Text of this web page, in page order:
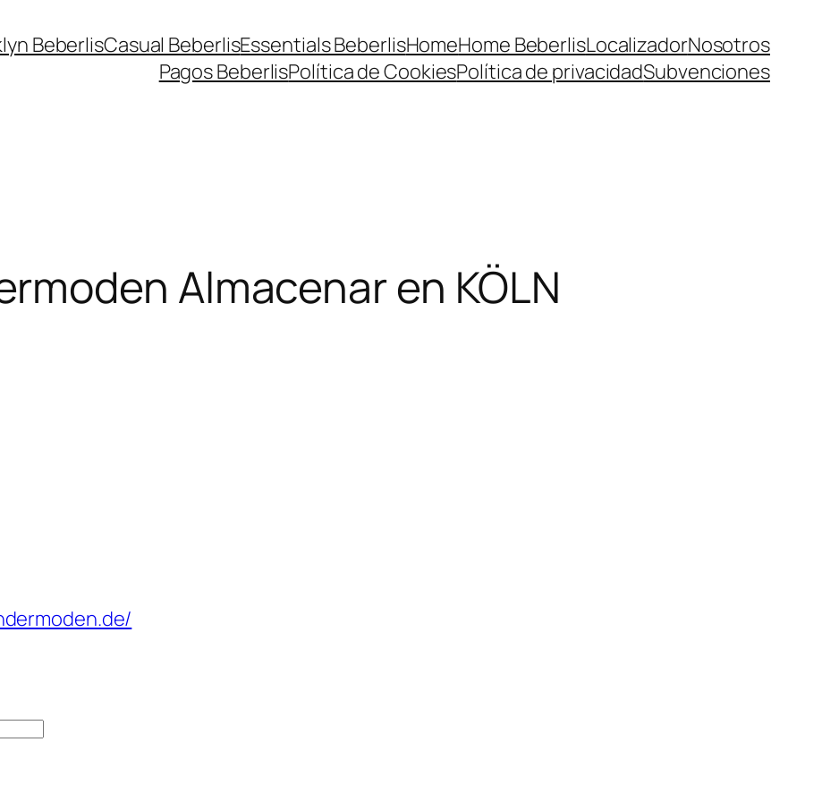
BeberlisCasual BeberlisEssentials BeberlisHomeHome BeberlisLocalizadorNosotros
Pagos BeberlisPolítica de CookiesPolítica de privacidadSubvenciones
Almacenar en KÖLN